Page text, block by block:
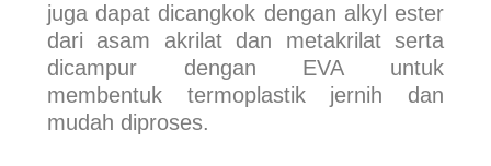
juga dapat dicangkok dengan alkyl ester
dari asam akrilat dan metakrilat serta
dicampur dengan EVA untuk
membentuk termoplastik jernih dan
mudah diproses.